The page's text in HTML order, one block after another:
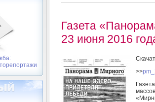
Газета
23 июня 2016
>>